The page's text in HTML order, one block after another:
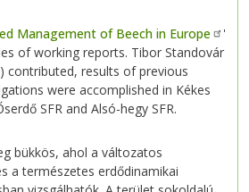
Management of Beech in Europe
'
of working reports. Tibor Standovár
contributed, results of previous
were accomplished in Kékes
SFR and Alsó-hegy SFR.
bükkös, ahol a változatos
a természetes erdődinamikai